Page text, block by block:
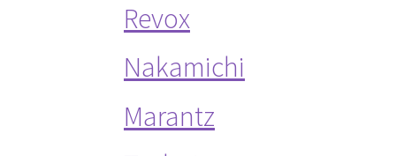
Revox
Nakamichi
Marantz